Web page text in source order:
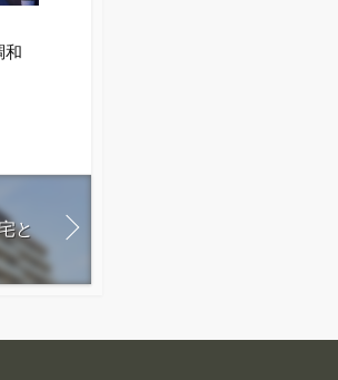
和
と